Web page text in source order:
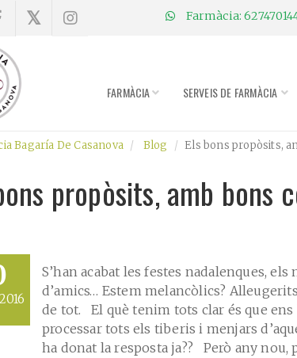
Farmàcia:
FARMÀCIA SERVEIS DE FARMÀCIA
Bagaría De Casanova Blog Els bons propòsits,
propòsits, amb bons
S’han acabat les festes nadalenques,
d’amics… Estem melancòlics?
de tot. El què tenim tots clar és que ens
processar tots els tiberis i menjars
ha donat la resposta ja?? Però any